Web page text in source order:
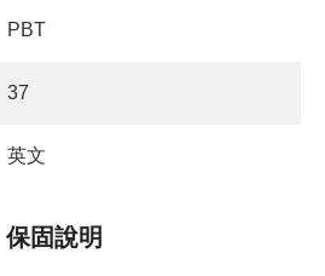
PBT
37
英文
保固說明